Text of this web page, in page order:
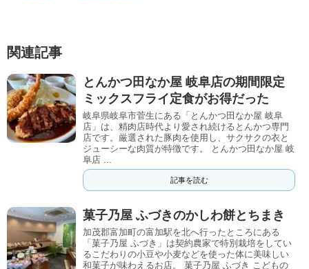
関連記事
とんかつ田なか屋 岐阜店の期間限定
ミックスフライ定食がお得だった
岐阜県岐阜市菅生にある「とんかつ田なか屋 岐阜
店」は、精肉店時代より愛され続けるとんかつ専門
店です。厳選された豚肉を使用し、サクサクの衣と
ジューシーな肉質が特徴です。 とんかつ田なか屋 岐
阜店 ...
記事を読む
菓子乃屋 ふづきのかしわ餅とちまき
加茂郡富加町の富加駅を北へ行ったところにある
「菓子乃屋 ふづき」は契約農家で特別栽培をしてい
るこだわりの小豆や小麦などを使った体に美味しい
和菓子が味わえるお店。 菓子乃屋 ふづき こどもの